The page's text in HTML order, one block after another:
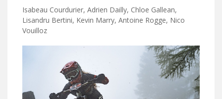
Isabeau Courdurier, Adrien Dailly, Chloe Gallean,
Lisandru Bertini, Kevin Marry, Antoine Rogge, Nico
Vouilloz